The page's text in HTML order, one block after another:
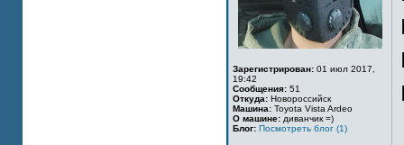
Зарегистрирован: 01 июл 2017,
19:42
Сообщения: 51
Откуда: Новороссийск
Машина: Toyota Vista Ardeo
О машине: диванчик =)
Блог: Посмотреть блог (1)